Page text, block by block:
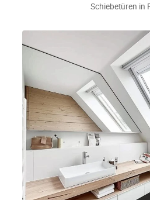
Schiebetüren in